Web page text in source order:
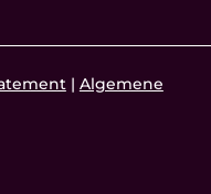
| Algemene